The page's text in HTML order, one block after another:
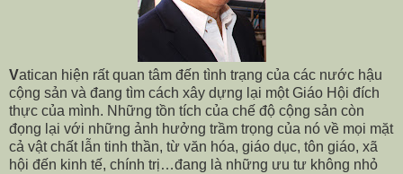
Vatican hiện rất quan tâm đến tình trạng của các nước hậu
cộng sản và đang tìm cách xây dựng lại một Giáo Hội đích
thực của mình. Những tồn tích của chế độ cộng sản còn
đọng lại với những ảnh hưởng trầm trọng của nó về mọi mặt
cả vật chất lẫn tinh thần, từ văn hóa, giáo dục, tôn giáo, xã
hội đến kinh tế, chính trị…đang là những ưu tư không nhỏ